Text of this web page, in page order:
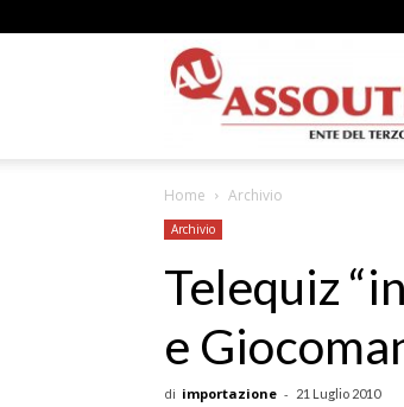
Home Archivio
Archivio
Telequiz
e
di importazione - 21 Luglio 2010